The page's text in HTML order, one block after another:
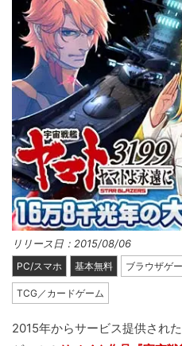
リリース日：2015/08/06
PC/スマホ 基本無料 ブラウザゲ
TCG／カードゲーム
2015年からサービス提供され